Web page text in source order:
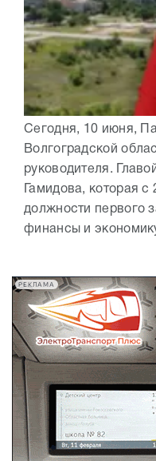
Сегодня, 10 июня,
Волгоградской
руководителя.
Гамидова, которая
должности первого
финансы и
РЕКЛАМА